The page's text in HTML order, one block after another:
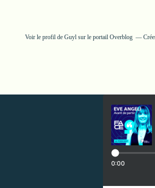
Voir le profil de Guylsur le portail Overblog
0:00